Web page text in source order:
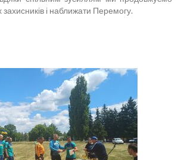
і наближати Перемогу.